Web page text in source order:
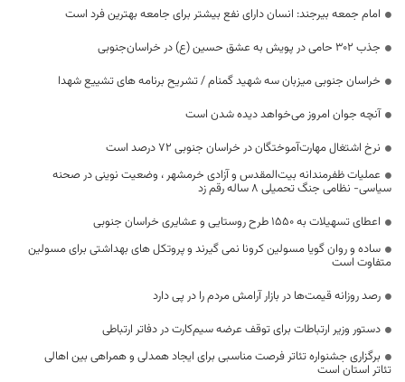
امام جمعه بیرجند: انسان دارای نفع بیشتر برای جامعه بهترین فرد است
جذب ۳۰۲ حامی در پویش به عشق حسین (ع) در خراسان‌جنوبی
خراسان جنوبی میزبان سه شهید گمنام / تشریح برنامه های تشییع شهدا
آنچه جوان امروز می‌خواهد دیده شدن است
نرخ اشتغال مهارت‌آموختگان در خراسان جنوبی ۷۲ درصد است
عملیات ظفرمندانه بیت‌المقدس و آزادی خرمشهر ، وضعیت نوینی در صحنه
سیاسی- نظامی جنگ تحمیلی 8 ساله رقم زد
اعطای تسهیلات به ۱۵۵۰ طرح روستایی و عشایری خراسان جنوبی
ساده و روان گویا مسولین کرونا نمی گیرند و پروتکل های بهداشتی برای مسولین
متفاوت است
رصد روزانه قیمت‌ها در بازار آرامش مردم را در پی دارد
دستور وزیر ارتباطات برای توقف عرضه سیم‌کارت در دفاتر ارتباطی
برگزاری جشنواره تئاتر فرصت مناسبی برای ایجاد همدلی و همراهی بین اهالی
تئاتر استان است